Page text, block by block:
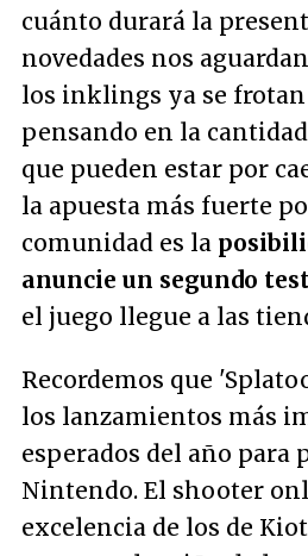
cuánto durará la
novedades nos
los inklings ya se frotan
pensando en la
que pueden estar por
la apuesta más fuerte
comunidad es la
anuncie un segundo
el juego llegue a las
Recordemos que
los lanzamientos más
esperados del año para
Nintendo. El shooter
excelencia de los de